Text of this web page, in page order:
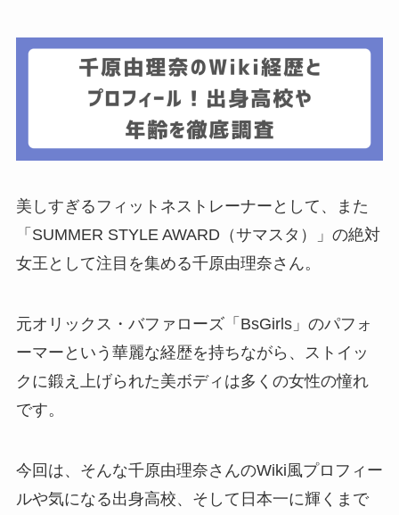
美しすぎるフィットネストレーナーとして、また
「SUMMER STYLE AWARD（サマスタ）」の絶対
女王として注目を集める千原由理奈さん。
元オリックス・バファローズ「BsGirls」のパフォ
ーマーという華麗な経歴を持ちながら、ストイッ
クに鍛え上げられた美ボディは多くの女性の憧れ
です。
今回は、そんな千原由理奈さんのWiki風プロフィー
ルや気になる出身高校、そして日本一に輝くまで